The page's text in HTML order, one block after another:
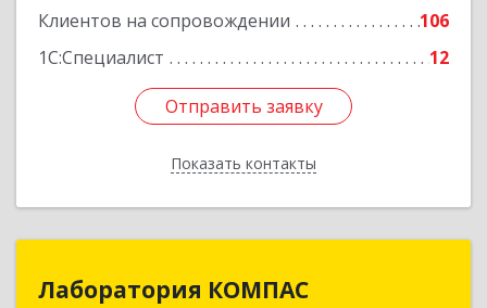
Клиентов на сопровождении
106
1С:Специалист
12
Отправить заявку
Показать контакты
Отправить заявку
Назад
Лаборатория КОМПАС